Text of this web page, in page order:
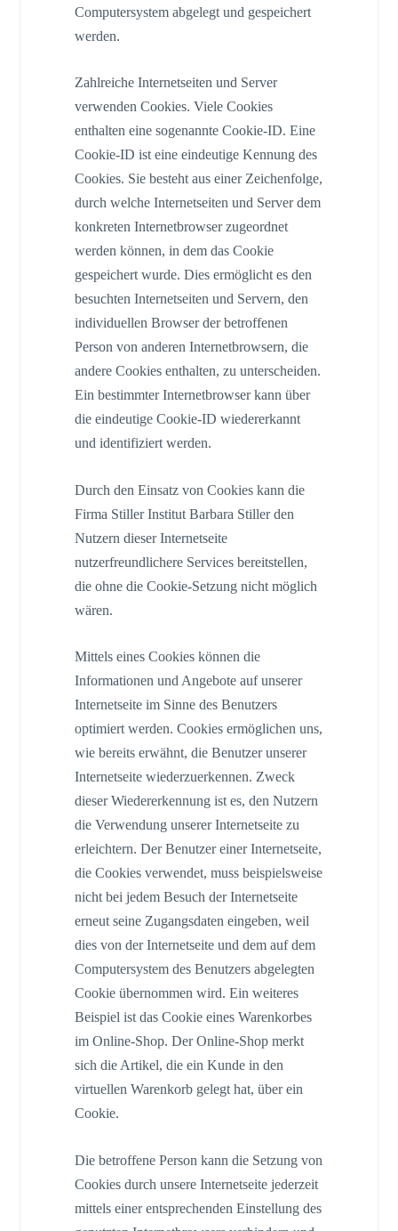
Computersystem abgelegt und gespeichert
werden.
Zahlreiche Internetseiten und Server
verwenden Cookies. Viele Cookies
enthalten eine sogenannte Cookie-ID. Eine
Cookie-ID ist eine eindeutige Kennung des
Cookies. Sie besteht aus einer Zeichenfolge,
durch welche Internetseiten und Server dem
konkreten Internetbrowser zugeordnet
werden können, in dem das Cookie
gespeichert wurde. Dies ermöglicht es den
besuchten Internetseiten und Servern, den
individuellen Browser der betroffenen
Person von anderen Internetbrowsern, die
andere Cookies enthalten, zu unterscheiden.
Ein bestimmter Internetbrowser kann über
die eindeutige Cookie-ID wiedererkannt
und identifiziert werden.
Durch den Einsatz von Cookies kann die
Firma Stiller Institut Barbara Stiller den
Nutzern dieser Internetseite
nutzerfreundlichere Services bereitstellen,
die ohne die Cookie-Setzung nicht möglich
wären.
Mittels eines Cookies können die
Informationen und Angebote auf unserer
Internetseite im Sinne des Benutzers
optimiert werden. Cookies ermöglichen uns,
wie bereits erwähnt, die Benutzer unserer
Internetseite wiederzuerkennen. Zweck
dieser Wiedererkennung ist es, den Nutzern
die Verwendung unserer Internetseite zu
erleichtern. Der Benutzer einer Internetseite,
die Cookies verwendet, muss beispielsweise
nicht bei jedem Besuch der Internetseite
erneut seine Zugangsdaten eingeben, weil
dies von der Internetseite und dem auf dem
Computersystem des Benutzers abgelegten
Cookie übernommen wird. Ein weiteres
Beispiel ist das Cookie eines Warenkorbes
im Online-Shop. Der Online-Shop merkt
sich die Artikel, die ein Kunde in den
virtuellen Warenkorb gelegt hat, über ein
Cookie.
Die betroffene Person kann die Setzung von
Cookies durch unsere Internetseite jederzeit
mittels einer entsprechenden Einstellung des